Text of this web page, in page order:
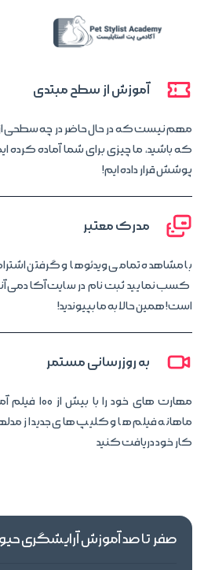
پلن های اشتراک
آموزش از سطح مبتدی
مهم نیست که در حال حاضر در چه سطحی
که باشید، ما چیزی برای شما آماده کرده
پوشش قرار داده ایم!
مدرک معتبر
با مشاهده تمامی ویدئوها و گرفتن
کسب نمایید ثبت نام در سایت آکادمی
است! همین حالا به ما بپیوندید!
به روزرسانی مستمر
مهارت های
ماهانه فیلم ها و کلیپ های جدید از
کار خود دریافت کنید
صفر تا صد آموزش آرایشگری